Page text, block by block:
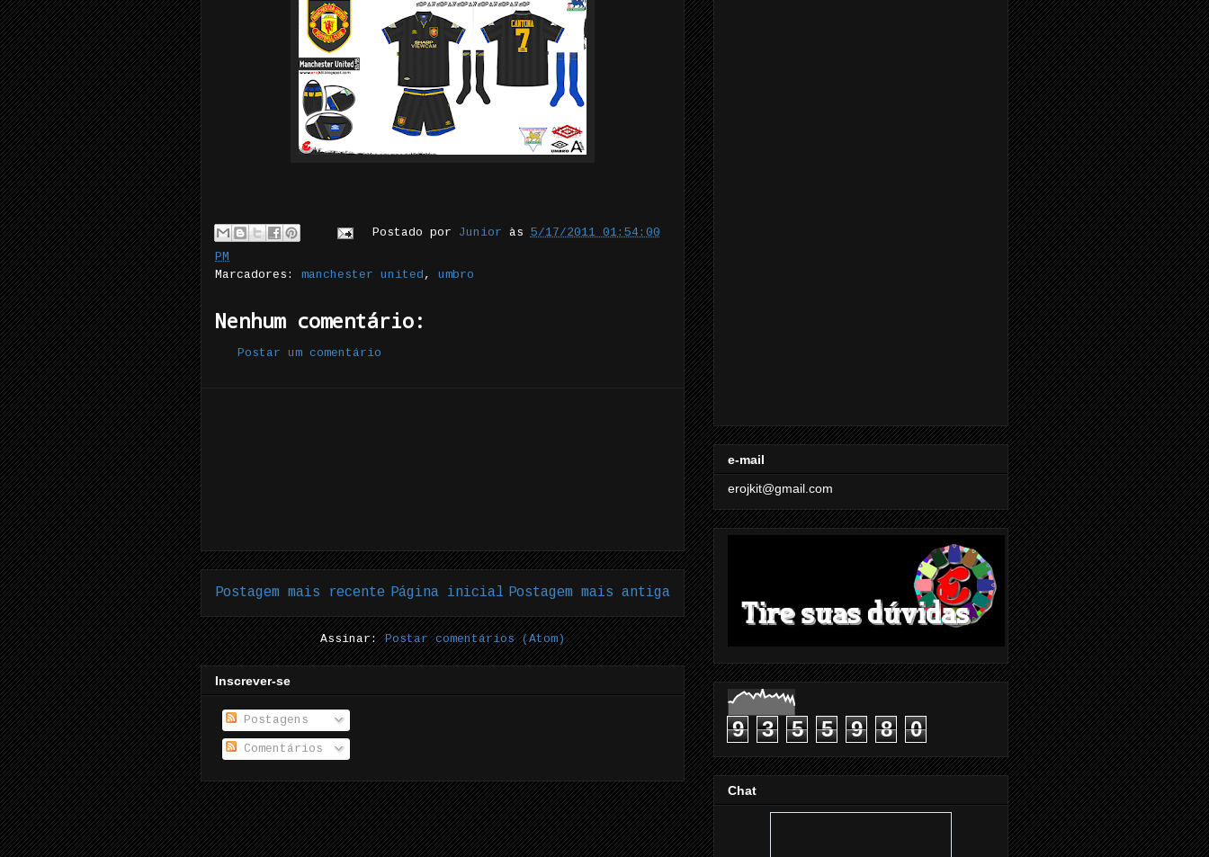
Postado por Junior às 5/17/2011 01:54:00
PM
Marcadores: manchester united , umbro
Nenhum comentário:
Postar um comentário
Postagem mais recente Postagem mais antiga
Página inicial
Assinar:Postar comentários (Atom)
Inscrever-se
Postagens
Comentários
e-mail
erojkit@gmail.com
9 3 5 5 9 8 0
Chat